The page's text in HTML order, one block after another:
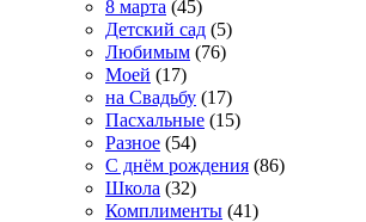
8 марта (45)
Детский сад (5)
Любимым (76)
Моей (17)
на Свадьбу (17)
Пасхальные (15)
Разное (54)
С днём рождения (86)
Школа (32)
Комплименты (41)